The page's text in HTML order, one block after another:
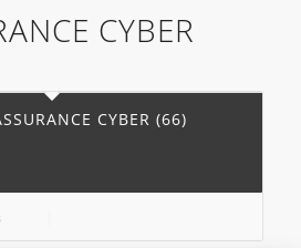
CYBER
CYBER (66)